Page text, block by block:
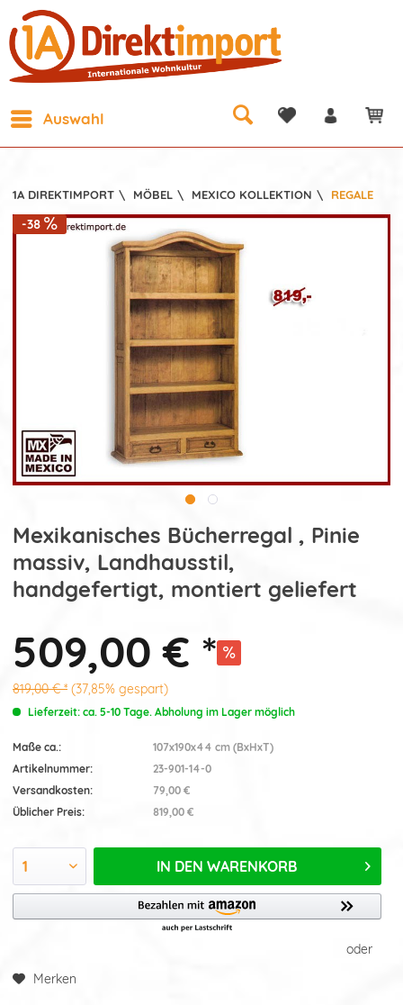
Auswahl
1A DIREKTIMPORT \ MÖBEL \ MEXICO KOLLEKTION \ REGALE
-38
Mexikanisches Bücherregal , Pinie
massiv, Landhausstil,
handgefertigt, montiert geliefert
509,00 € *
819,00 € * (37,85% gespart)
Lieferzeit: ca. 5-10 Tage. Abholung im Lager möglich
Maße ca.:
107x190x44 cm (BxHxT)
Artikelnummer:
23-901-14-0
Versandkosten:
79,00 €
Üblicher Preis:
819,00 €
IN DEN WARENKORB
oder
Merken